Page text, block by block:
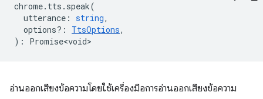
chrome. tts . speak(
utterance : string,
options? : TtsOptions,
) : Promise<void>
อ่านออกเสียงข้อความโดยใช้เครื่องมือการอ่านออกเสียงข้อความ